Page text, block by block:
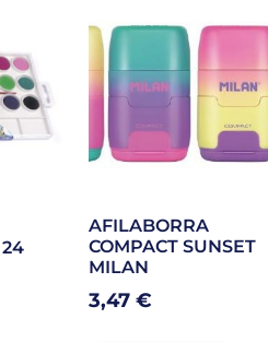
AFILABORRA
COMPACT SUNSET
MILAN
3,47 €